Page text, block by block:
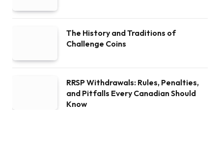
The History and Traditions of
Challenge Coins
RRSP Withdrawals: Rules, Penalties,
and Pitfalls Every Canadian Should
Know